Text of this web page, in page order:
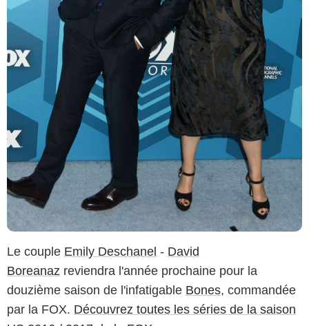
Le couple Emily Deschanel - David
Boreanaz reviendra l'année prochaine pour la
douzième saison de l'infatigable Bones, commandée
par la FOX. Découvrez toutes les séries de la saison